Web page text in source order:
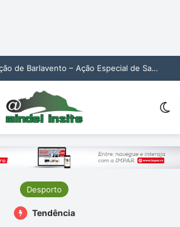
Tribunal da Relação de Barlavento – Ação Especial de Sandra Helena Monteiro Lima (2. pub)
Desporto
Tendência